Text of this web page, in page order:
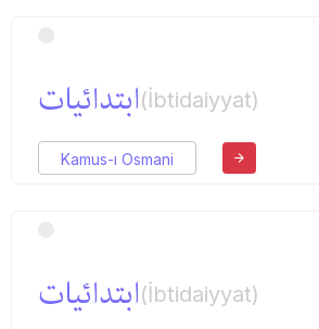
ابتدائیات(İbtidaiyyat)
Kamus-ı Osmani
ابتدائیات(İbtidaiyyat)